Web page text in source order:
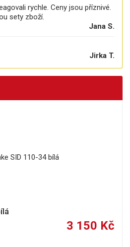
rychle. Ceny jsou příznivé.
sety zboží.
Jana S.
Jirka T.
3 150 Kč